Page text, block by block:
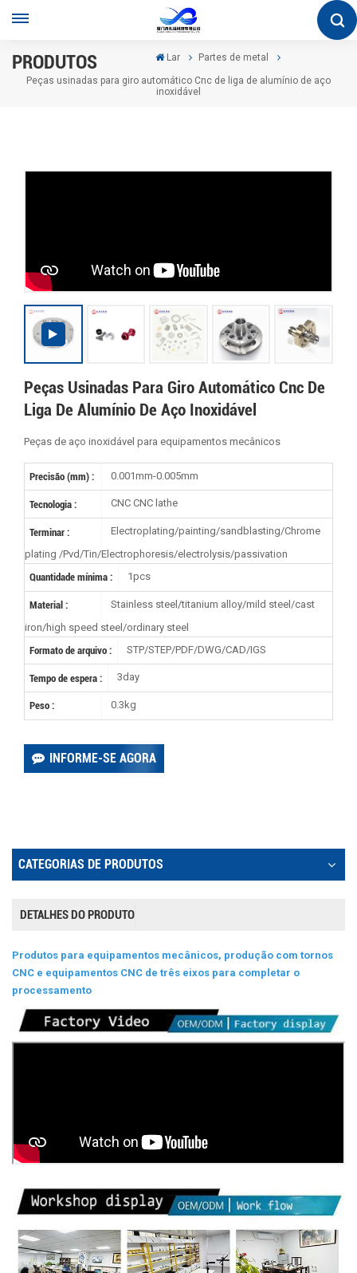
PRODUTOS Lar Partes de metal
Peças usinadas para giro automático Cnc de liga de alumínio de aço
inoxidável
Peças Usinadas Para Giro Automático Cnc De
Liga De Alumínio De Aço Inoxidável
Peças de aço inoxidável para equipamentos mecânicos
Precisão (mm) : 0.001mm-0.005mm
Tecnologia : CNC CNC lathe
Terminar :
Electroplating/painting/sandblasting/Chrome
plating /Pvd/Tin/Electrophoresis/electrolysis/passivation
Quantidade mínima :
1pcs
Material :
Stainless steel/titanium alloy/mild steel/cast
iron/high speed steel/ordinary steel
Formato de arquivo :
STP/STEP/PDF/DWG/CAD/IGS
Tempo de espera : 3day
Peso : 0.3kg
INFORME-SE AGORA
CATEGORIAS DE PRODUTOS
DETALHES DO PRODUTO
Produtos para equipamentos mecânicos, produção com tornos
CNC e equipamentos CNC de três eixos para completar o
processamento